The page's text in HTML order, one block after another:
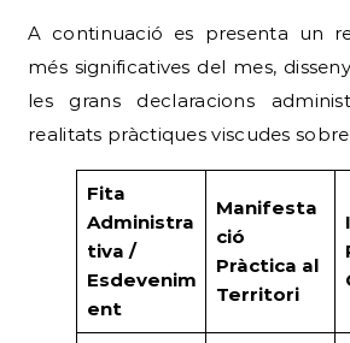
A continuació es presenta un
més significatives del mes,
les grans declaracions
realitats pràctiques viscudes
Fita
Administra
tiva /
Esdevenim
ent
Manifesta
ció
Pràctica al
Territori